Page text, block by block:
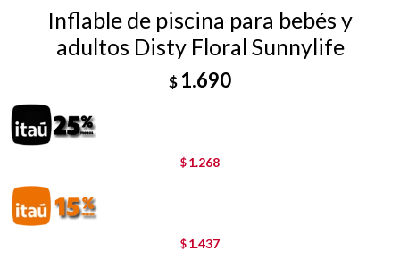
Inflable de piscina para bebés y
adultos Disty Floral Sunnylife
$ 1.690
$ 1.268
$ 1.437